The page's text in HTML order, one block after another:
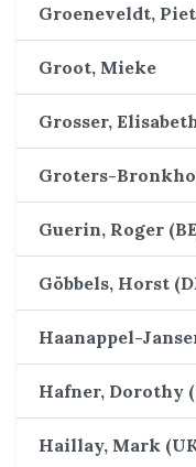
Groeneveldt,
Groot, Mieke
Grosser,
Groters-
Guerin, Roger
Göbbels, Horst
Haanappel-
Hafner, Dorothy
Haillay, Mark